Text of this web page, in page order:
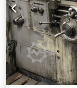
D80 mm Svars
2800 mm
MAYFRAN -
Nhdofx Aqvokr -
NAVI - TAS-C -
nullpunkta
Iekārta tiek
Joprojām pieslēgta